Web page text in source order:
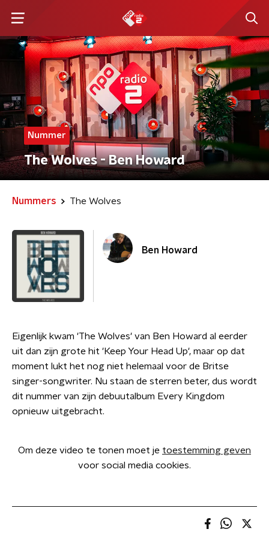
Nummer
The Wolves - Ben Howard
Nummers The Wolves
Ben Howard
Eigenlijk kwam 'The Wolves' van Ben Howard al eerder
uit dan zijn grote hit 'Keep Your Head Up', maar op dat
moment lukt het nog niet helemaal voor de Britse
singer-songwriter. Nu staan de sterren beter, dus wordt
dit nummer van zijn debuutalbum Every Kingdom
opnieuw uitgebracht.
Om deze video te tonen moet je toestemming geven
voor social media cookies.